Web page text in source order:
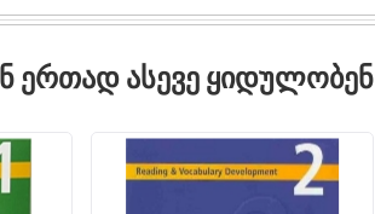
ᲔᲠᲗᲐᲓ ᲐᲡᲔᲕᲔ ᲧᲘᲓᲣᲚᲝᲑᲔᲜ